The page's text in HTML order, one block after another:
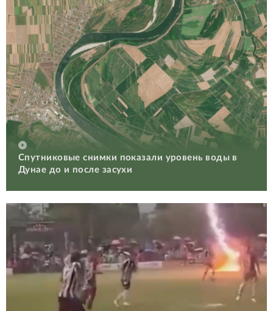
Спутниковые снимки показали уровень воды в
Дунае до и после засухи